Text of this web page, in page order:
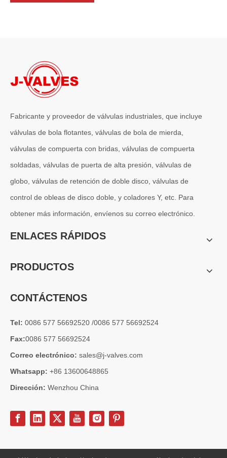
J-VALVES fabrica válvulas de compuerta WCB de gran
Diseño, rendimiento y aplicaciones de válvulas de compuerta industriales en sistemas de tuberías de alta presión
Fabricante y proveedor de válvulas industriales, que incluye
válvulas de bola flotantes, válvulas de bola de mierda,
válvulas de compuerta con bridas, válvulas de compuerta
soldadas, válvulas de puerta de alta presión, válvulas de
globo, válvulas de retención de doble disco, válvulas de
control de obleas de disco doble, y coladores Y, etc. Para
obtener más información, envíenos su correo electrónico.
ENLACES RÁPIDOS
PRODUCTOS
CONTÁCTENOS
Tel: 0086 577 56692520 /0086 577 56692524
Fax:0086 577 56692524
Correo electrónico: sales@j-valves.com
Whatsapp: +86 13600648865
Dirección: Wenzhou China